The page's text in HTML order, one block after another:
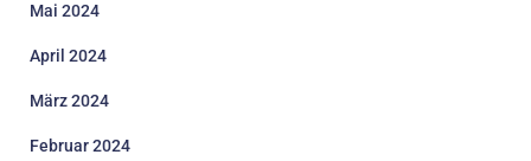
Mai 2024
April 2024
März 2024
Februar 2024